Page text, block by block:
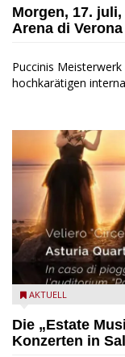
Morgen, 17.
Arena di Verona
Puccinis
hochkarätigen
Asturia Quartet
AKTUELL
Die „Estate
Konzerten in